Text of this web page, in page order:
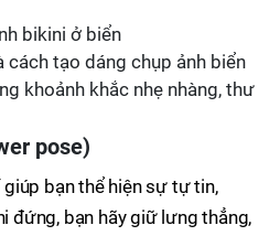
cách tạo dáng chụp ảnh biển
khoảnh khắc nhẹ nhàng, thư
pose)
bạn thể hiện sự tự tin,
đứng, bạn hãy giữ lưng thẳng,